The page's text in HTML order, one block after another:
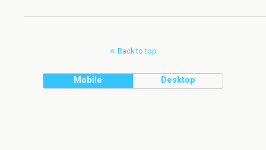
Back to top
Mobile Desktop